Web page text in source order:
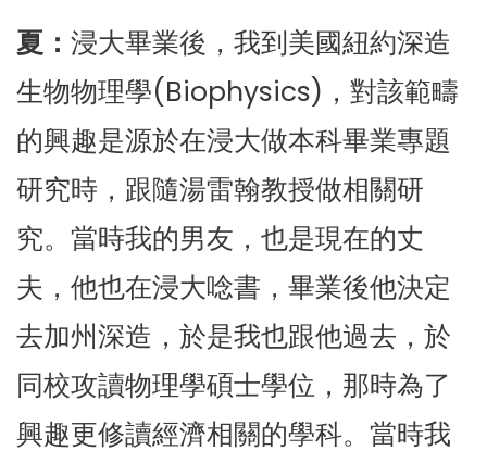
夏： 浸大畢業後，我到美國紐約深造
生物物理學(Biophysics)，對該範疇
的興趣是源於在浸大做本科畢業專題
研究時，跟隨湯雷翰教授做相關研
究。當時我的男友，也是現在的丈
夫，他也在浸大唸書，畢業後他決定
去加州深造，於是我也跟他過去，於
同校攻讀物理學碩士學位，那時為了
興趣更修讀經濟相關的學科。當時我